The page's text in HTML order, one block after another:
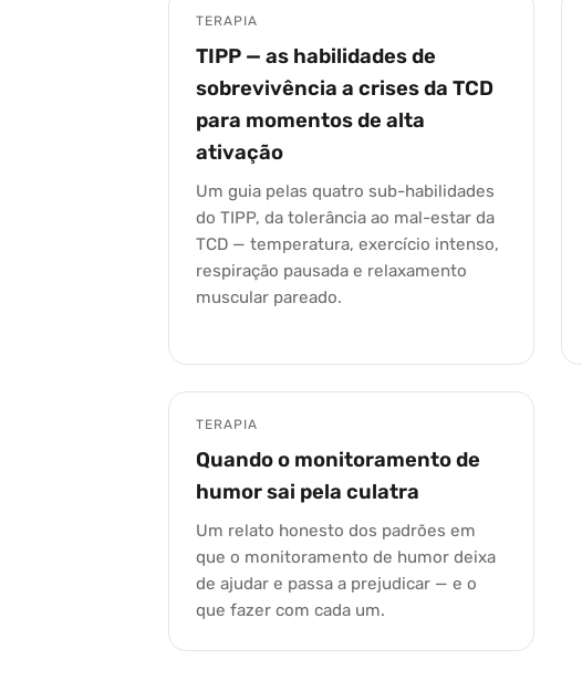
TERAPIA
TIPP — as habilidades de
sobrevivência a crises da TCD
para momentos de alta
ativação
Um guia pelas quatro sub-habilidades
do TIPP, da tolerância ao mal-estar da
TCD — temperatura, exercício intenso,
respiração pausada e relaxamento
muscular pareado.
TERAPIA
Quando o monitoramento de
humor sai pela culatra
Um relato honesto dos padrões em
que o monitoramento de humor deixa
de ajudar e passa a prejudicar — e o
que fazer com cada um.